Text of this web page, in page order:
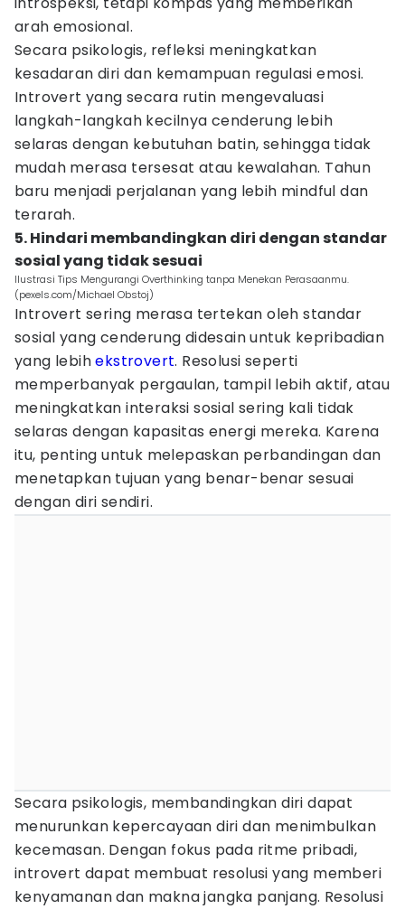
arah emosional.
Secara psikologis, refleksi meningkatkan
kesadaran diri dan kemampuan regulasi emosi.
Introvert yang secara rutin mengevaluasi
langkah-langkah kecilnya cenderung lebih
selaras dengan kebutuhan batin, sehingga tidak
mudah merasa tersesat atau kewalahan. Tahun
baru menjadi perjalanan yang lebih mindful dan
terarah.
5. Hindari membandingkan diri dengan standar
sosial yang tidak sesuai
Ilustrasi Tips Mengurangi Overthinking tanpa Menekan Perasaanmu.
(pexels.com/Michael Obstoj)
Introvert sering merasa tertekan oleh standar
sosial yang cenderung didesain untuk kepribadian
yang lebihekstrovert. Resolusi seperti
memperbanyak pergaulan, tampil lebih aktif, atau
meningkatkan interaksi sosial sering kali tidak
selaras dengan kapasitas energi mereka. Karena
itu, penting untuk melepaskan perbandingan dan
menetapkan tujuan yang benar-benar sesuai
dengan diri sendiri.
Secara psikologis, membandingkan diri dapat
menurunkan kepercayaan diri dan menimbulkan
kecemasan. Dengan fokus pada ritme pribadi,
introvert dapat membuat resolusi yang memberi
kenyamanan dan makna jangka panjang. Resolusi